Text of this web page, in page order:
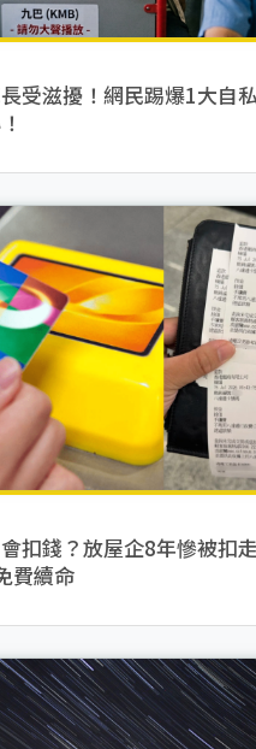
受滋擾！網民踢爆1大自
扣錢？放屋企8年慘被扣
費續命